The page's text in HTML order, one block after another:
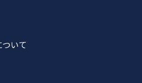
いて